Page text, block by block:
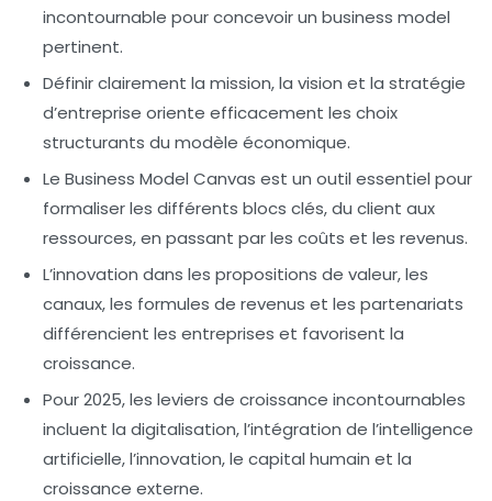
incontournable pour concevoir un business model
pertinent.
Définir clairement la mission, la vision et la stratégie
d’entreprise oriente efficacement les choix
structurants du modèle économique.
Le Business Model Canvas est un outil essentiel pour
formaliser les différents blocs clés, du client aux
ressources, en passant par les coûts et les revenus.
L’innovation dans les propositions de valeur, les
canaux, les formules de revenus et les partenariats
différencient les entreprises et favorisent la
croissance.
Pour 2025, les leviers de croissance incontournables
incluent la digitalisation, l’intégration de l’intelligence
artificielle, l’innovation, le capital humain et la
croissance externe.